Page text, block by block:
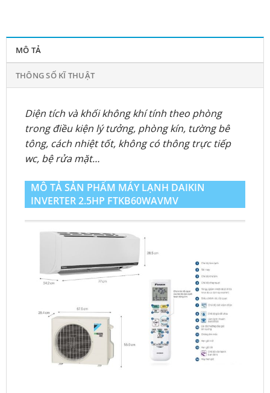
MÔ TẢ
THÔNG SỐ KĨ THUẬT
Diện tích và khối không khí tính theo phòng
trong điều kiện lý tưởng, phòng kín, tường bê
tông, cách nhiệt tốt, không có thông trực tiếp
wc, bệ rửa mặt…
MÔ TẢ SẢN PHẨM MÁY LẠNH DAIKIN
INVERTER 2.5HP FTKB60WAVMV